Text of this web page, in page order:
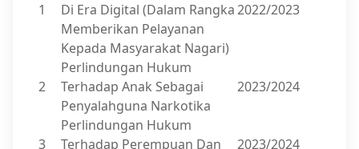
1
Di Era Digital (Dalam Rangka
Memberikan Pelayanan
Kepada Masyarakat Nagari)
2022/2023
2
Perlindungan Hukum
Terhadap Anak Sebagai
Penyalahguna Narkotika
2023/2024
3
Perlindungan Hukum
Terhadap Perempuan Dan
2023/2024